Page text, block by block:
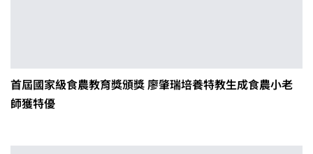
首屆國家級食農教育獎頒獎 廖肇瑞培養特教生成食農小老
師獲特優